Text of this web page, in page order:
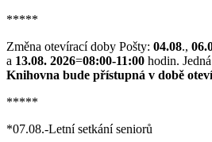
*****
Změna otevírací doby Pošty: 04.08.,
a 13.08. 2026=08:00-11:00 hodin.
Knihovna bude přístupná v době
*****
*07.08.-Letní setkání seniorů